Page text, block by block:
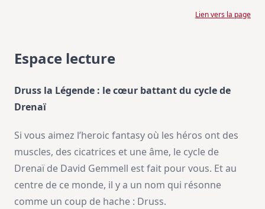
Lien vers la page
Espace lecture
Druss la Légende : le cœur battant du cycle de
Drenaï
Si vous aimez l’heroic fantasy où les héros ont des
muscles, des cicatrices et une âme, le cycle de
Drenaï de David Gemmell est fait pour vous. Et au
centre de ce monde, il y a un nom qui résonne
comme un coup de hache : Druss.